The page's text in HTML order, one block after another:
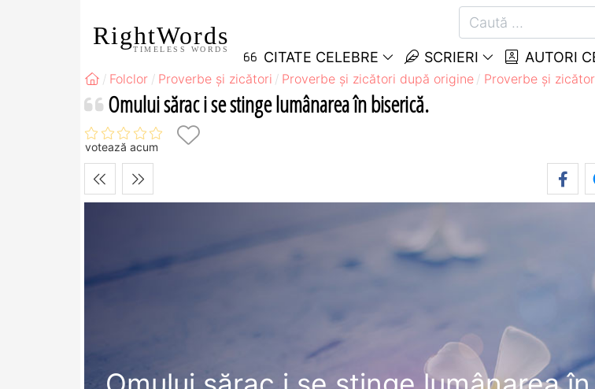
RightWords
TIMELESS WORDS CITATE CELEBRE SCRIERI AUTORI
Folclor Proverbe și zicători Proverbe și zicători după origine Proverbe și
Omului sărac i se stinge lumânarea în biserică.
votează acum